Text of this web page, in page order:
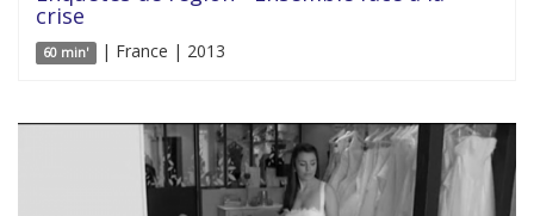
crise
60 min' | France | 2013